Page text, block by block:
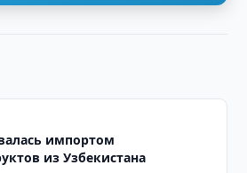
импортом
из Узбекистана